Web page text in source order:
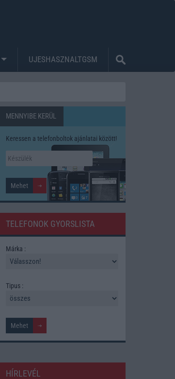
UJESHASZNALTGSM
MENNYIBE KERÜL
Keressen a telefonboltok ajánlatai között!
TELEFONOK GYORSLISTA
Márka :
Tipus :
HÍRLEVÉL